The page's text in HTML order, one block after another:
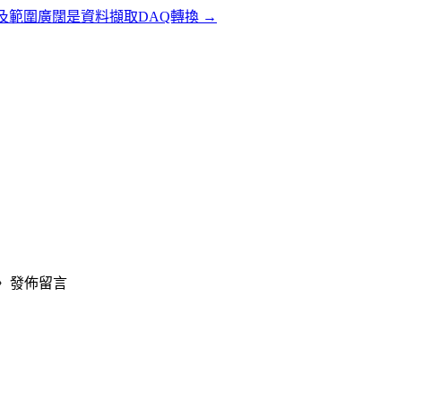
範圍廣闊是資料擷取DAQ轉換 →
發佈留言